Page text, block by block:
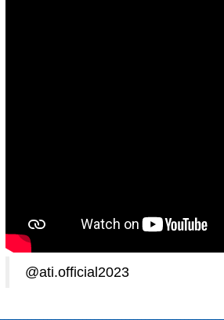
@ati.official2023